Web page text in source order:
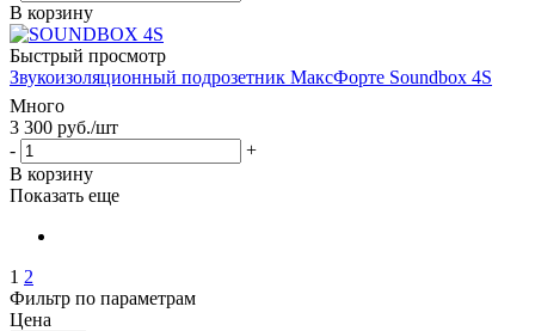
В корзину
Быстрый просмотр
Звукоизоляционный подрозетник МаксФорте Soundbox 4S
Много
3 300 руб./шт
-
+
В корзину
Показать еще
1 2
Фильтр по параметрам
Цена